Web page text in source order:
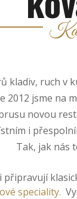
kladiv, ruch v
2012 jsme na
novou
i
Tak, jak nás
připravují
speciality.